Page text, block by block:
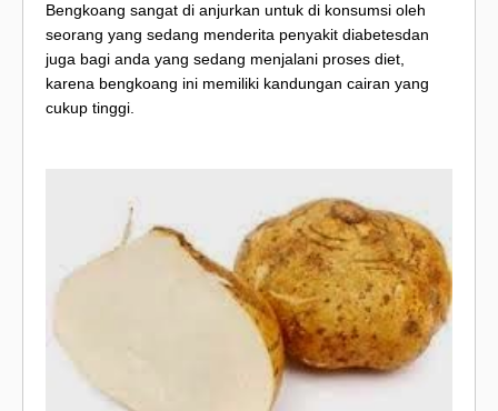
Bengkoang sangat di anjurkan untuk di konsumsi oleh
seorang yang sedang menderita penyakit diabetesdan
juga bagi anda yang sedang menjalani proses diet,
karena bengkoang ini memiliki kandungan cairan yang
cukup tinggi.